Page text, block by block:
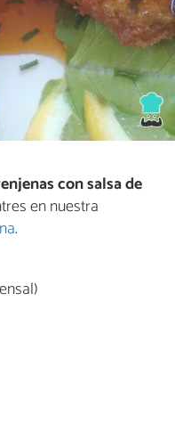
con salsa de
en nuestra
.